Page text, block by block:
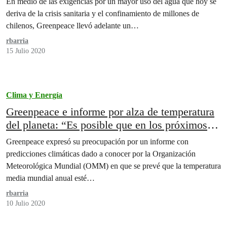
deriva de la crisis sanitaria y el confinamiento de millones de
chilenos, Greenpeace llevó adelante un…
rbarria
15 Julio 2020
Clima y Energía
Greenpeace e informe por alza de temperatura
del planeta: “Es posible que en los próximos
cinco años se supere la temida alza de 1.5 °C”.
Greenpeace expresó su preocupación por un informe con
predicciones climáticas dado a conocer por la Organización
Meteorológica Mundial (OMM) en que se prevé que la temperatura
media mundial anual esté…
rbarria
10 Julio 2020